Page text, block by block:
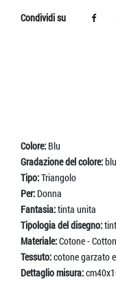
Condividi su
Colore: Blu
Gradazione del colore:
Tipo:Triangolo
Per: Donna
Fantasia:tinta unita
Tipologia del disegno:
Materiale:Cotone - Cotton
Tessuto:cotone garzato
Dettaglio misura: